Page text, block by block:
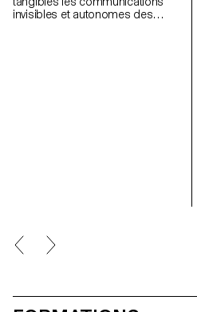
invisibles et autonomes des